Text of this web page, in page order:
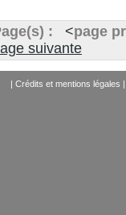
: <page
suivante
| Crédits et mentions légales